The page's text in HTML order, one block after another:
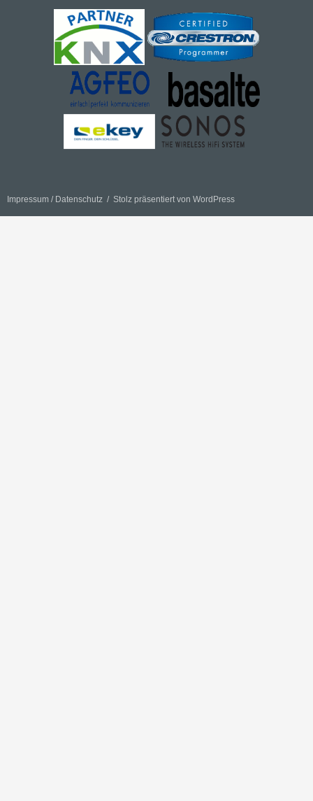
Impressum / Datenschutz Stolz präsentiert von WordPress